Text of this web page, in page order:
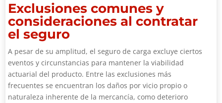
Exclusiones comunes y
consideraciones al contratar
el seguro
A pesar de su amplitud, el seguro de carga excluye ciertos
eventos y circunstancias para mantener la viabilidad
actuarial del producto. Entre las exclusiones más
frecuentes se encuentran los daños por vicio propio o
naturaleza inherente de la mercancía, como deterioro